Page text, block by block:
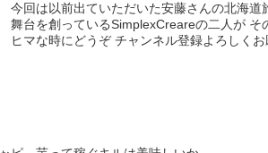
今回は以前出ていただいた安藤さんの北海
舞台を創っているSimplexCreareの二人が
ヒマな時にどうぞ チャンネル登録よろしく